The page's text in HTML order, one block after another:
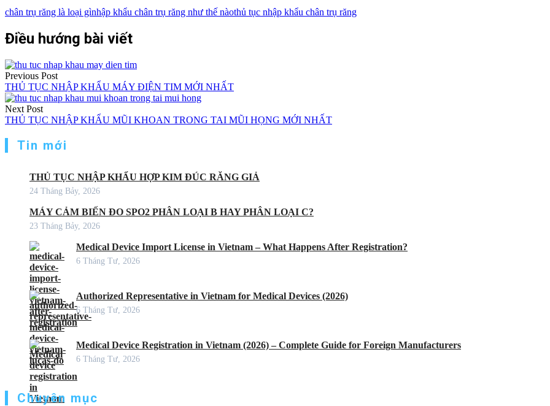
chân trụ răng là loại gìnhập khẩu chân trụ răng như thế nàothủ tục nhập khẩu chân trụ răng
Điều hướng bài viết
Previous Post
THỦ TỤC NHẬP KHẨU MÁY ĐIỆN TIM MỚI NHẤT
Next Post
THỦ TỤC NHẬP KHẨU MŨI KHOAN TRONG TAI MŨI HỌNG MỚI NHẤT
Tin mới
THỦ TỤC NHẬP KHẨU HỢP KIM ĐÚC RĂNG GIẢ
24 Tháng Bảy, 2026
MÁY CẢM BIẾN ĐO SPO2 PHÂN LOẠI B HAY PHÂN LOẠI C?
23 Tháng Bảy, 2026
Medical Device Import License in Vietnam – What Happens After Registration?
6 Tháng Tư, 2026
Authorized Representative in Vietnam for Medical Devices (2026)
6 Tháng Tư, 2026
Medical Device Registration in Vietnam (2026) – Complete Guide for Foreign Manufacturers
6 Tháng Tư, 2026
Chuyên mục